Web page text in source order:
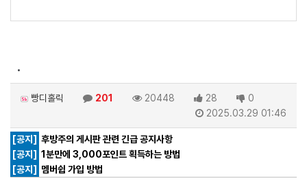
.
빵디홀릭 201 20448 28
0
2025.03.29 01:46
[공지] 후방주의 게시판 관련 긴급 공지사항
[공지] 1분만에 3,000포인트 획득하는 방법
[공지]
멤버쉽 가입 방법